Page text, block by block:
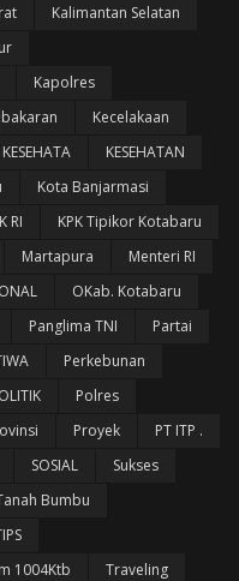
Kalimantan Selatan
Kapolres
Kecelakaan
KESEHATA
KESEHATAN
Kota Banjarmasi
RI
KPK Tipikor Kotabaru
Martapura
Menteri RI
OKab. Kotabaru
Panglima TNI
Partai
Perkebunan
Polres
Proyek
PT ITP .
SOSIAL
Sukses
Bumbu
1004Ktb
Traveling